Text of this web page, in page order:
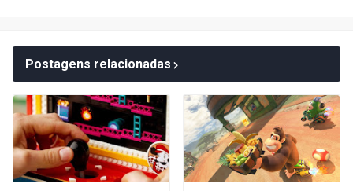
Postagens relacionadas